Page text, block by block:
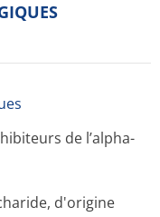
de l’alpha-
d'origine